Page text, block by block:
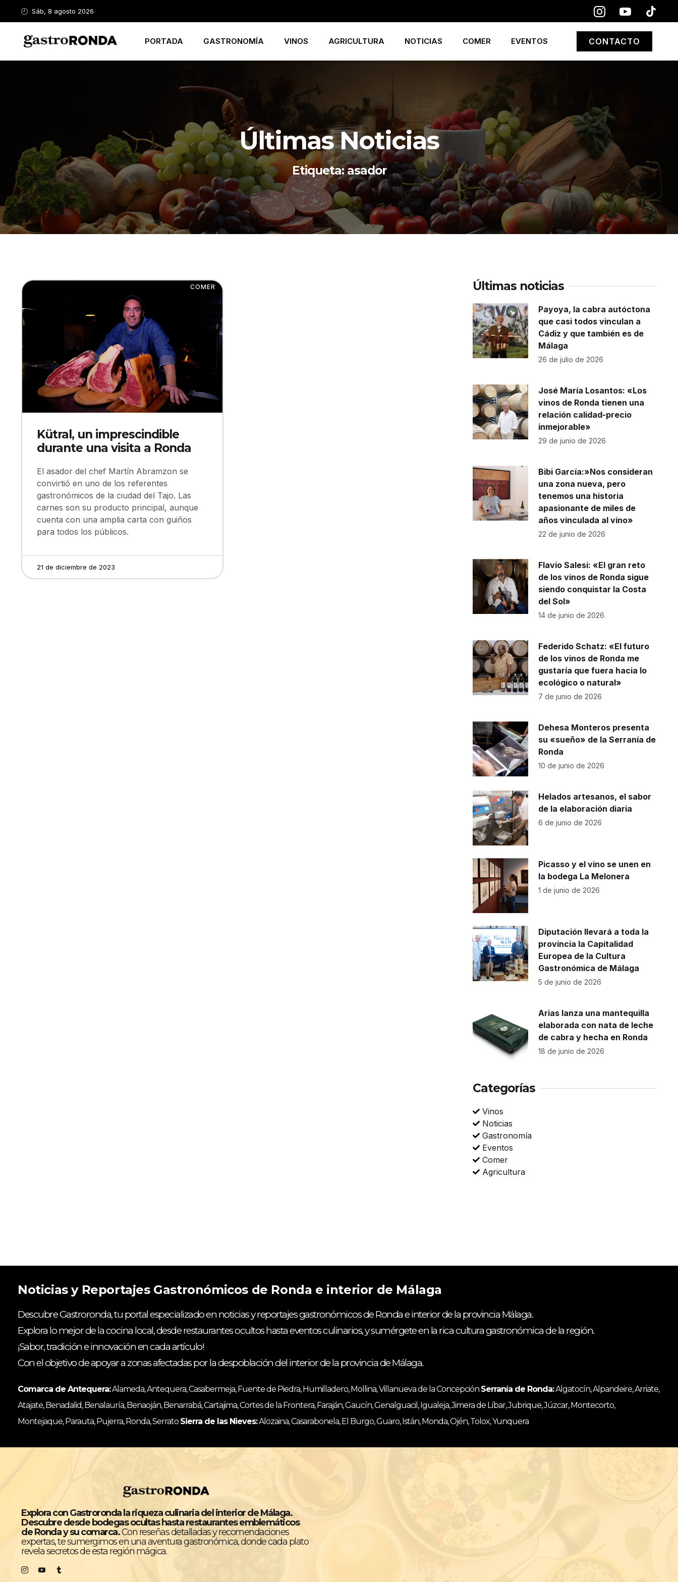
Sáb, 8 agosto 2026
PORTADA GASTRONOMÍA VINOS AGRICULTURA NOTICIAS COMER EVENTOS CONTACTO
Últimas Noticias
Etiqueta: asador
COMER
Kütral, un imprescindible
durante una visita a Ronda
El asador del chef Martín Abramzon se
convirtió en uno de los referentes
gastronómicos de la ciudad del Tajo. Las
carnes son su producto principal, aunque
cuenta con una amplia carta con guiños
para todos los públicos.
21 de diciembre de 2023
Últimas noticias
Payoya, la cabra autóctona
que casi todos vinculan a
Cádiz y que también es de
Málaga
26 de julio de 2026
José María Losantos: «Los
vinos de Ronda tienen una
relación calidad-precio
inmejorable»
29 de junio de 2026
Bibi García:»Nos consideran
una zona nueva, pero
tenemos una historia
apasionante de miles de
años vinculada al vino»
22 de junio de 2026
Flavio Salesi: «El gran reto
de los vinos de Ronda sigue
siendo conquistar la Costa
del Sol»
14 de junio de 2026
Federido Schatz: «El futuro
de los vinos de Ronda me
gustaría que fuera hacia lo
ecológico o natural»
7 de junio de 2026
Dehesa Monteros presenta
su «sueño» de la Serranía de
Ronda
10 de junio de 2026
Helados artesanos, el sabor
de la elaboración diaria
6 de junio de 2026
Picasso y el vino se unen en
la bodega La Melonera
1 de junio de 2026
Diputación llevará a toda la
provincia la Capitalidad
Europea de la Cultura
Gastronómica de Málaga
5 de junio de 2026
Arias lanza una mantequilla
elaborada con nata de leche
de cabra y hecha en Ronda
18 de junio de 2026
Categorías
Vinos
Noticias
Gastronomía
Eventos
Comer
Agricultura
Noticias y Reportajes Gastronómicos de Ronda e interior de Málaga
Descubre Gastroronda, tu portal especializado en noticias y reportajes gastronómicos de Ronda e interior de la provincia Málaga.
Explora lo mejor de la cocina local, desde restaurantes ocultos hasta eventos culinarios, y sumérgete en la rica cultura gastronómica de la región.
¡Sabor, tradición e innovación en cada artículo!
Con el objetivo de apoyar a zonas afectadas por la despoblación del interior de la provincia de Málaga.
Comarca de Antequera:Alameda, Antequera, Casabermeja, Fuente de Piedra, Humilladero, Mollina, Villanueva de la Concepción Serranía de Ronda:Algatocín, Alpandeire, Arriate,
Atajate, Benadalid, Benalauría, Benaoján, Benarrabá, Cartajima, Cortes de la Frontera, Faraján, Gaucín, Genalguacil, Igualeja, Jimera de Líbar, Jubrique, Júzcar, Montecorto,
Montejaque, Parauta, Pujerra, Ronda, Serrato Sierra de las Nieves:Alozaina, Casarabonela, El Burgo, Guaro, Istán, Monda, Ojén, Tolox, Yunquera
Explora con Gastroronda la riqueza culinaria del interior de Málaga.
Descubre desde bodegas ocultas hasta restaurantes emblemáticos
de Ronda y su comarca.Con reseñas detalladas y recomendaciones
expertas, te sumergimos en una aventura gastronómica, donde cada plato
revela secretos de esta región mágica.